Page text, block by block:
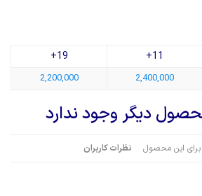
دیگر وجود ندارد
برای این محصول نظرات کاربران
11+
19+
2,400,000
2,200,000